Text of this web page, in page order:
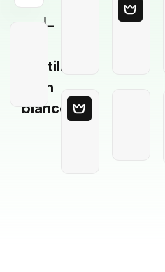
Plantilla
en
blanco